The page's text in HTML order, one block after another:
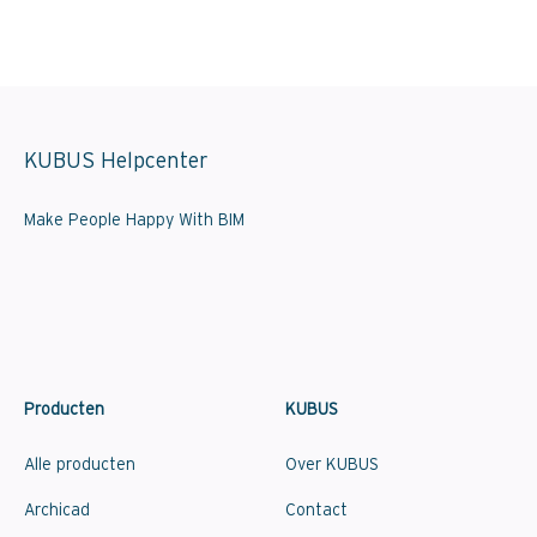
KUBUS Helpcenter
Make People Happy With BIM
Producten
Alle producten
Archicad
KUBUS
Over KUBUS
Contact